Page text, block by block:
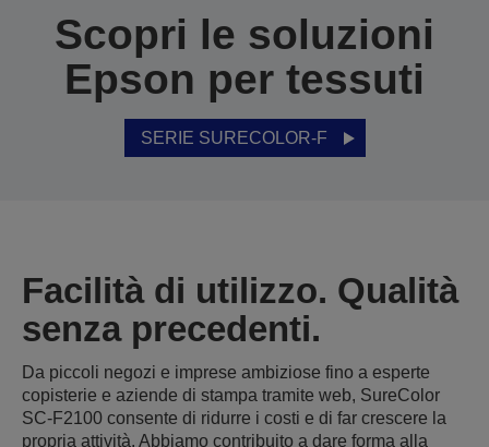
Scopri le soluzioni
Epson per tessuti
SERIE SURECOLOR-F
Facilità di utilizzo. Qualità
senza precedenti.
Da piccoli negozi e imprese ambiziose fino a esperte
copisterie e aziende di stampa tramite web, SureColor
SC-F2100 consente di ridurre i costi e di far crescere la
propria attività. Abbiamo contribuito a dare forma alla